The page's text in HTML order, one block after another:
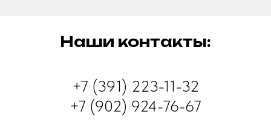
Наши контакты:
+7 (391) 223-11-32
+7 (902) 924-76-67